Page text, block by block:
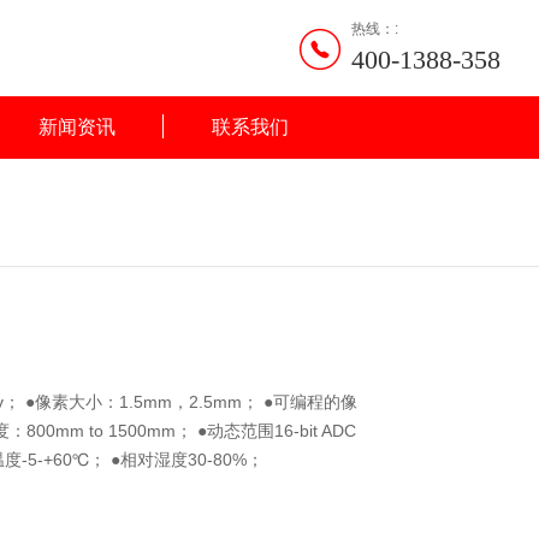
热线：:
400-1388-358
新闻资讯 联系我们
●像素大小：1.5mm，2.5mm； ●可编程的像
800mm to 1500mm； ●动态范围16-bit ADC
-5-+60℃； ●相对湿度30-80%；